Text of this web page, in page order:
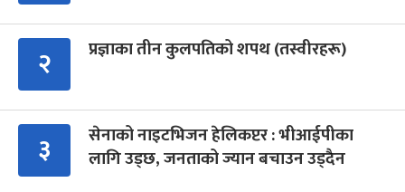
२ प्रज्ञाका तीन कुलपतिको शपथ (तस्वीरहरू)
३
सेनाको नाइटभिजन हेलिकप्टर : भीआईपीका
लागि उड्छ, जनताको ज्यान बचाउन उड्दैन